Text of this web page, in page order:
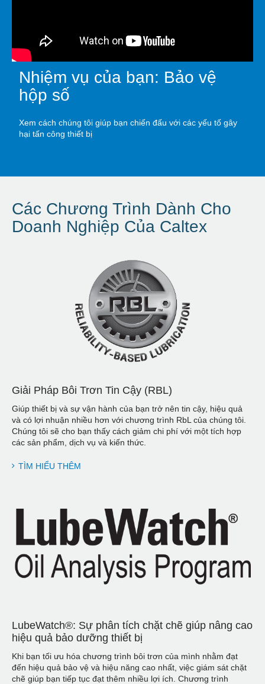
Nhiệm vụ của bạn: Bảo vệ
hộp số
Xem cách chúng tôi giúp bạn chiến đấu với các yếu tố gây
hại tấn công thiết bị
Các Chương Trình Dành Cho
Doanh Nghiệp Của Caltex
Giải Pháp Bôi Trơn Tin Cậy (RBL)
Giúp thiết bị và sự vận hành của bạn trở nên tin cậy, hiệu quả
và có lợi nhuận nhiều hơn với chương trình RbL của chúng tôi.
Chúng tôi sẽ cho bạn thấy cách giảm chi phí với một tích hợp
các sản phẩm, dịch vụ và kiến thức.
TÌM HIỂU THÊM
LubeWatch®: Sự phân tích chặt chẽ giúp nâng cao
hiệu quả bảo dưỡng thiết bị
Khi bạn tối ưu hóa chương trình bôi trơn của mình nhằm đạt
đến hiệu quả bảo vệ và hiệu năng cao nhất, việc giám sát chặt
chẽ giúp bạn tiếp tục đạt thêm nhiều lợi ích. Chương trình